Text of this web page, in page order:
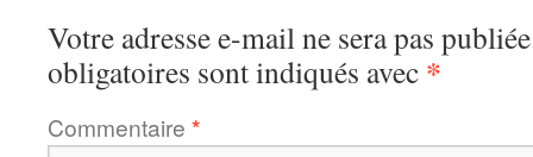
Votre adresse e-mail ne sera pas
obligatoires sont indiqués avec *
Commentaire *